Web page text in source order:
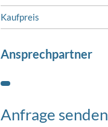
Kaufpreis
Ansprechpartner
Anfrage senden